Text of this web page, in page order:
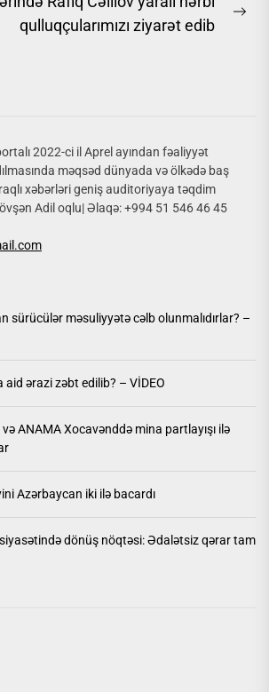
qulluqçularımızı ziyarət edib
2022-ci il Aprel ayından fəaliyyət
məqsəd dünyada və ölkədə baş
xəbərləri geniş auditoriyaya təqdim
Adil oqlu| Əlaqə: +994 51 546 46 45
sürücülər məsuliyyətə cəlb olunmalıdırlar? –
aid ərazi zəbt edilib? – VİDEO
ANAMA Xocavənddə mina partlayışı ilə
Azərbaycan iki ilə bacardı
dönüş nöqtəsi: Ədalətsiz qərar tam